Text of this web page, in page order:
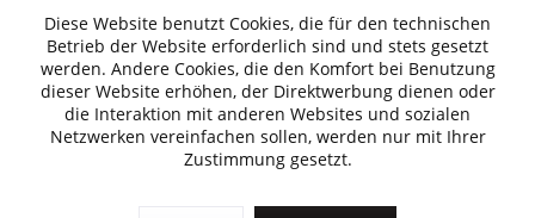
Diese Website benutzt Cookies, die für den technischen
Betrieb der Website erforderlich sind und stets gesetzt
werden. Andere Cookies, die den Komfort bei Benutzung
dieser Website erhöhen, der Direktwerbung dienen oder
die Interaktion mit anderen Websites und sozialen
Netzwerken vereinfachen sollen, werden nur mit Ihrer
Zustimmung gesetzt.